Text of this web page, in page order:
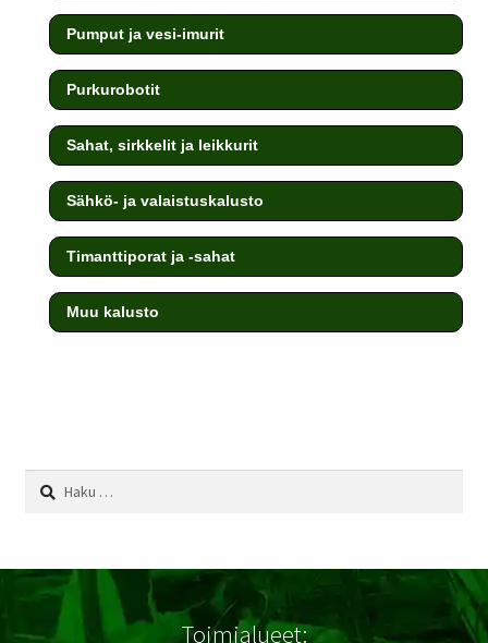
Pumput ja vesi-imurit
Purkurobotit
Sahat, sirkkelit ja leikkurit
Sähkö- ja valaistuskalusto
Timanttiporat ja -sahat
Muu kalusto
Haku:
Toimialueet: